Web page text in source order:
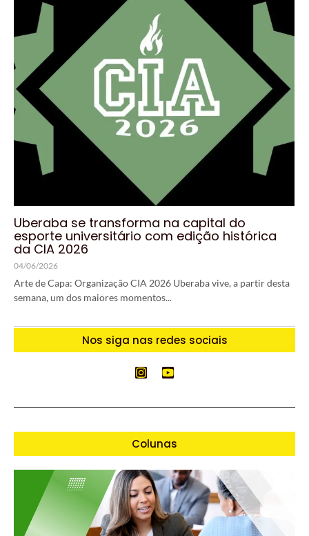
Uberaba se transforma na capital do
esporte universitário com edição histórica
da CIA 2026
04/06/2026
Arte de Capa: Organização CIA 2026 Uberaba vive, a partir desta
semana, um dos maiores momentos...
Nos siga nas redes sociais
Colunas